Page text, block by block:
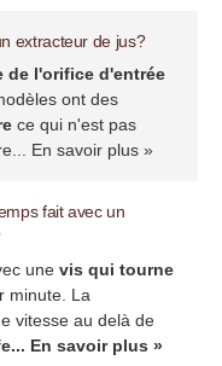
extracteur de jus?
de l'orifice d'entrée
ont des
ce qui n'est pas
En savoir plus »
fait avec un
une vis qui tourne
minute. La
vitesse au delà de
En savoir plus »